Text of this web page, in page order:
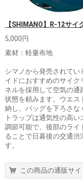
【SHIMANO】R-12サイ
5,000円
素材：軽量布地
シマノから発売されてい
イドにおすすめのサイ
ネルを採用して空気の
状態を頼みます。ウエス
納し、バッグを下ろさな
トラップは通気性の高
調節可能で、後部のライ
ることで日暮後の交通
す。
この商品の通販サ